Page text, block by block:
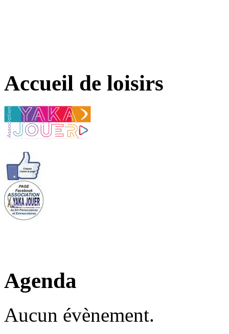
Accueil de loisirs
Agenda
Aucun évènement.